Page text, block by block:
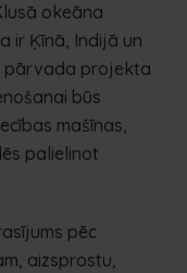
okeāna
ir Ķīnā, Indijā un
pārvada projekta
būs
mašīnas,
palielinot
pēc
aizsprostu,